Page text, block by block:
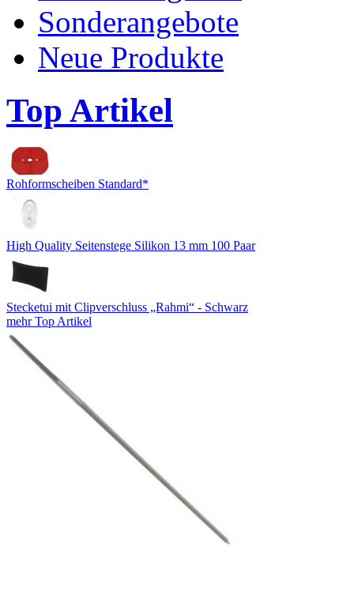
Sonderangebote
Neue Produkte
Top Artikel
Rohformscheiben Standard*
High Quality Seitenstege Silikon 13 mm 100 Paar
Stecketui mit Clipverschluss „Rahmi“ - Schwarz
mehr Top Artikel